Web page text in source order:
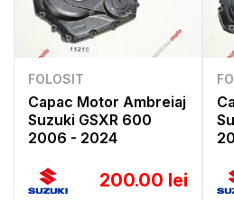
FOLOSIT
Capac Motor Ambreiaj
Suzuki GSXR 600
2006 - 2024
200.00 lei